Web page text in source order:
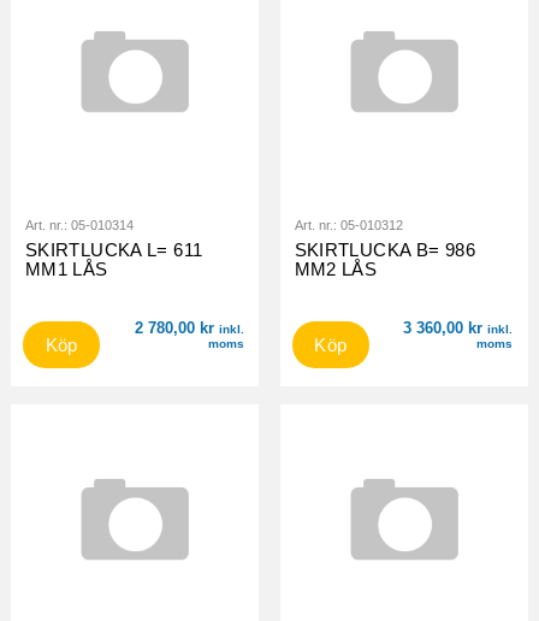
Art. nr.: 05-010314
SKIRTLUCKA L= 611
MM1 LÅS
2 780,00 kr inkl.
moms
Köp
Art. nr.: 05-010312
SKIRTLUCKA B= 986
MM2 LÅS
3 360,00 kr inkl.
moms
Köp